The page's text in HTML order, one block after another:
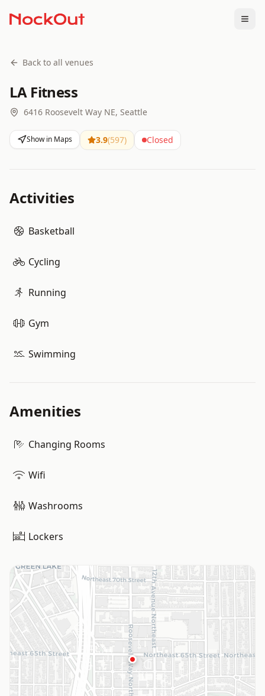
Back to all venues
LA Fitness
6416 Roosevelt Way NE, Seattle
Show in Maps 3.9(597) Closed
Activities
Basketball
Cycling
Running
Gym
Swimming
Amenities
Changing Rooms
Wifi
Washrooms
Lockers